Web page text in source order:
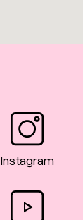
Instagram